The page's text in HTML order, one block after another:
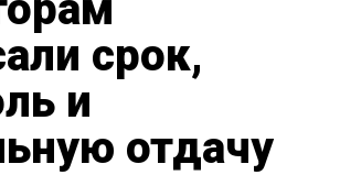
срок,
и
отдачу